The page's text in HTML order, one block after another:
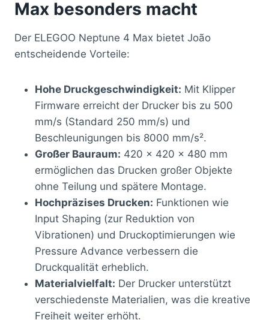
Max besonders macht
Der ELEGOO Neptune 4 Max bietet João
entscheidende Vorteile:
Hohe Druckgeschwindigkeit: Mit Klipper
Firmware erreicht der Drucker bis zu 500
mm/s (Standard 250 mm/s) und
Beschleunigungen bis 8000 mm/s².
Großer Bauraum: 420 × 420 × 480 mm
ermöglichen das Drucken großer Objekte
ohne Teilung und spätere Montage.
Hochpräzises Drucken: Funktionen wie
Input Shaping (zur Reduktion von
Vibrationen) und Druckoptimierungen wie
Pressure Advance verbessern die
Druckqualität erheblich.
Materialvielfalt: Der Drucker unterstützt
verschiedenste Materialien, was die kreative
Freiheit weiter erhöht.